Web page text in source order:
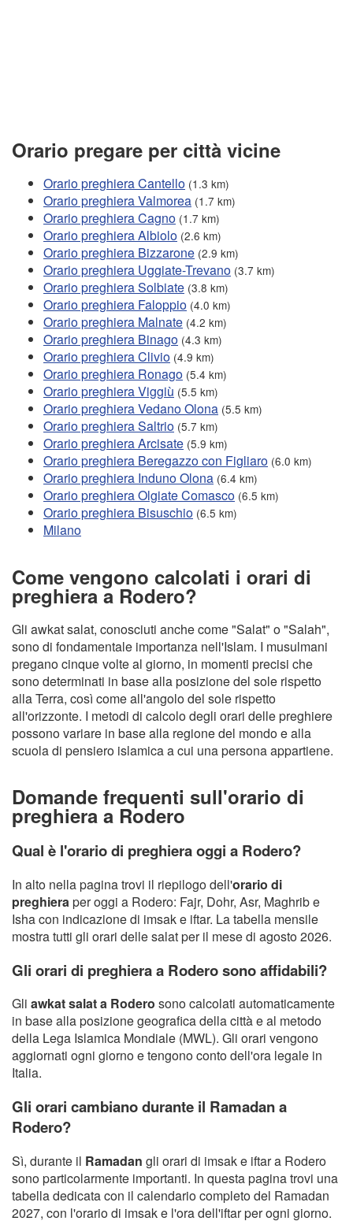
Orario pregare per città vicine
Orario preghiera Cantello (1.3 km)
Orario preghiera Valmorea (1.7 km)
Orario preghiera Cagno (1.7 km)
Orario preghiera Albiolo (2.6 km)
Orario preghiera Bizzarone (2.9 km)
Orario preghiera Uggiate-Trevano (3.7 km)
Orario preghiera Solbiate (3.8 km)
Orario preghiera Faloppio (4.0 km)
Orario preghiera Malnate (4.2 km)
Orario preghiera Binago (4.3 km)
Orario preghiera Clivio (4.9 km)
Orario preghiera Ronago (5.4 km)
Orario preghiera Viggiù (5.5 km)
Orario preghiera Vedano Olona (5.5 km)
Orario preghiera Saltrio (5.7 km)
Orario preghiera Arcisate (5.9 km)
Orario preghiera Beregazzo con Figliaro (6.0 km)
Orario preghiera Induno Olona (6.4 km)
Orario preghiera Olgiate Comasco (6.5 km)
Orario preghiera Bisuschio (6.5 km)
Milano
Come vengono calcolati i orari di
preghiera a Rodero?
Gli awkat salat, conosciuti anche come "Salat" o "Salah",
sono di fondamentale importanza nell'Islam. I musulmani
pregano cinque volte al giorno, in momenti precisi che
sono determinati in base alla posizione del sole rispetto
alla Terra, così come all'angolo del sole rispetto
all'orizzonte. I metodi di calcolo degli orari delle preghiere
possono variare in base alla regione del mondo e alla
scuola di pensiero islamica a cui una persona appartiene.
Domande frequenti sull'orario di
preghiera a Rodero
Qual è l'orario di preghiera oggi a Rodero?
In alto nella pagina trovi il riepilogo dell'orario di
preghieraper oggi a Rodero: Fajr, Dohr, Asr, Maghrib e
Isha con indicazione di imsak e iftar. La tabella mensile
mostra tutti gli orari delle salat per il mese di agosto 2026.
Gli orari di preghiera a Rodero sono affidabili?
Gli awkat salat a Rodero sono calcolati automaticamente
in base alla posizione geografica della città e al metodo
della Lega Islamica Mondiale (MWL). Gli orari vengono
aggiornati ogni giorno e tengono conto dell'ora legale in
Italia.
Gli orari cambiano durante il Ramadan a
Rodero?
Sì, durante il Ramadan gli orari di imsak e iftar a Rodero
sono particolarmente importanti. In questa pagina trovi una
tabella dedicata con il calendario completo del Ramadan
2027, con l'orario di imsak e l'ora dell'iftar per ogni giorno.